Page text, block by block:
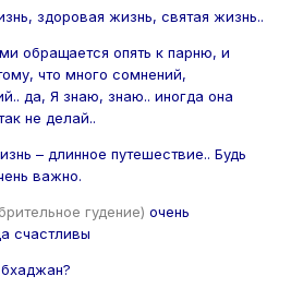
здоровая жизнь, святая жизнь..
обращается опять к парню, и
что много сомнений,
да, Я знаю, знаю.. иногда она
не делай..
– длинное путешествие.. Будь
важно.
гудение) очень
счастливы